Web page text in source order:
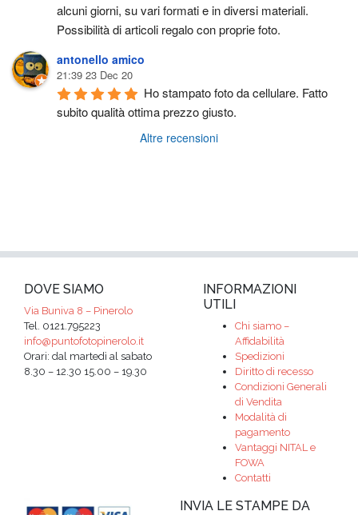
alcuni giorni, su vari formati e in diversi materiali.
Possibilità di articoli regalo con proprie foto.
antonello amico
21:39 23 Dec 20
Ho stampato foto da cellulare. Fatto
subito qualità ottima prezzo giusto.
Altre recensioni
DOVE SIAMO
Via Buniva 8 – Pinerolo
Tel. 0121.795223
info@puntofotopinerolo.it
Orari: dal martedì al sabato
8.30 – 12.30 15.00 – 19.30
INFORMAZIONI
UTILI
Chi siamo –
Affidabilità
Spedizioni
Diritto di recesso
Condizioni Generali
di Vendita
Modalità di
pagamento
Vantaggi NITAL e
FOWA
Contatti
INVIA LE STAMPE DA